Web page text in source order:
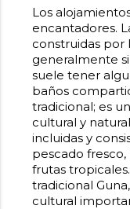
Los
encantadores.
construidas por
generalmente
suele tener
baños
tradicional; es
cultural y
incluidas y
pescado
frutas
tradicional
cultural